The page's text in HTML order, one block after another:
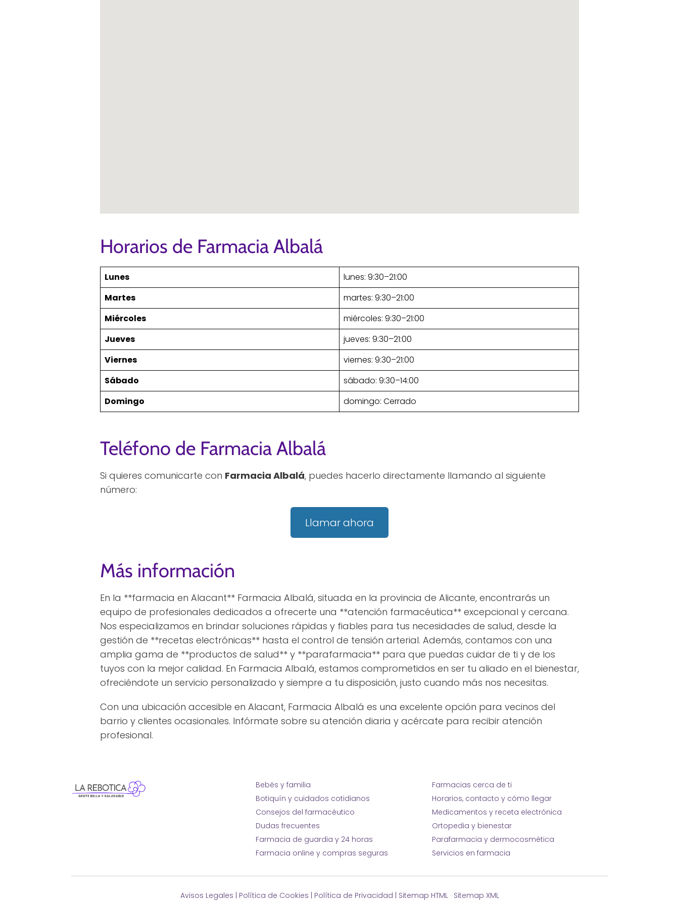
Horarios de Farmacia Albalá
Lunes
lunes: 9:30–21:00
Martes
martes: 9:30–21:00
Miércoles
miércoles: 9:30–21:00
Jueves
jueves: 9:30–21:00
Viernes
viernes: 9:30–21:00
Sábado
sábado: 9:30–14:00
Domingo
domingo: Cerrado
Teléfono de Farmacia Albalá
Si quieres comunicarte con Farmacia Albalá, puedes hacerlo directamente llamando al siguiente
número:
Llamar ahora
Más información
En la **farmacia en Alacant** Farmacia Albalá, situada en la provincia de Alicante, encontrarás un
equipo de profesionales dedicados a ofrecerte una **atención farmacéutica** excepcional y cercana.
Nos especializamos en brindar soluciones rápidas y fiables para tus necesidades de salud, desde la
gestión de **recetas electrónicas** hasta el control de tensión arterial. Además, contamos con una
amplia gama de **productos de salud** y **parafarmacia** para que puedas cuidar de ti y de los
tuyos con la mejor calidad. En Farmacia Albalá, estamos comprometidos en ser tu aliado en el bienestar,
ofreciéndote un servicio personalizado y siempre a tu disposición, justo cuando más nos necesitas.
Con una ubicación accesible en Alacant, Farmacia Albalá es una excelente opción para vecinos del
barrio y clientes ocasionales. Infórmate sobre su atención diaria y acércate para recibir atención
profesional.
Bebés y familia
Botiquín y cuidados cotidianos
Consejos del farmacéutico
Dudas frecuentes
Farmacia de guardia y 24 horas
Farmacia online y compras seguras
Farmacias cerca de ti
Horarios, contacto y cómo llegar
Medicamentos y receta electrónica
Ortopedia y bienestar
Parafarmacia y dermocosmética
Servicios en farmacia
Avisos Legales | Política de Cookies | Política de Privacidad | Sitemap HTML· Sitemap XML